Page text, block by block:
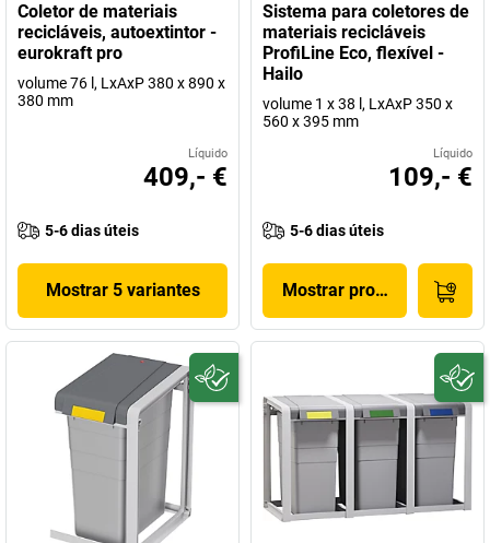
Coletor de materiais
recicláveis, autoextintor -
eurokraft pro
volume 76 l, LxAxP 380 x 890 x
380 mm
Líquido
409,- €
5-6 dias úteis
Mostrar 5 variantes
Sistema para coletores de
materiais recicláveis
ProfiLine Eco, flexível -
Hailo
volume 1 x 38 l, LxAxP 350 x
560 x 395 mm
Líquido
109,- €
5-6 dias úteis
Mostrar produto